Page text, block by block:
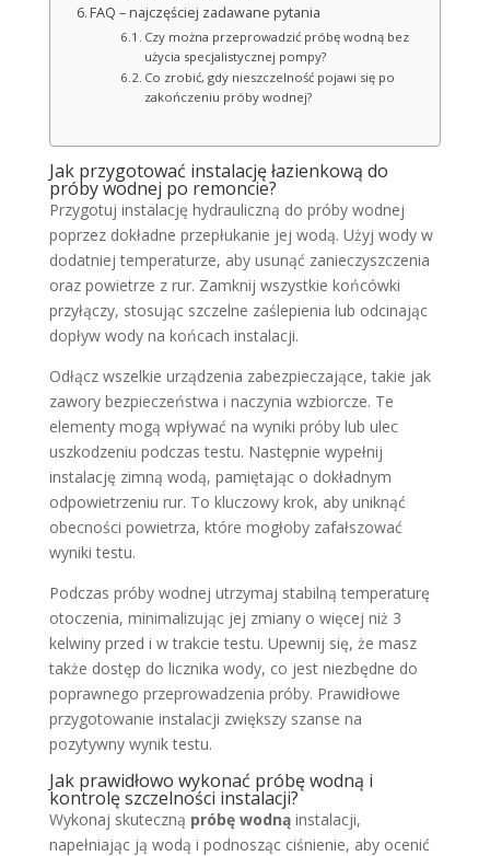
FAQ – najczęściej zadawane pytania
Czy można przeprowadzić próbę wodną bez
użycia specjalistycznej pompy?
Co zrobić, gdy nieszczelność pojawi się po
zakończeniu próby wodnej?
Jak przygotować instalację łazienkową do
próby wodnej po remoncie?
Przygotuj instalację hydrauliczną do próby wodnej
poprzez dokładne przepłukanie jej wodą. Użyj wody w
dodatniej temperaturze, aby usunąć zanieczyszczenia
oraz powietrze z rur. Zamknij wszystkie końcówki
przyłączy, stosując szczelne zaślepienia lub odcinając
dopływ wody na końcach instalacji.
Odłącz wszelkie urządzenia zabezpieczające, takie jak
zawory bezpieczeństwa i naczynia wzbiorcze. Te
elementy mogą wpływać na wyniki próby lub ulec
uszkodzeniu podczas testu. Następnie wypełnij
instalację zimną wodą, pamiętając o dokładnym
odpowietrzeniu rur. To kluczowy krok, aby uniknąć
obecności powietrza, które mogłoby zafałszować
wyniki testu.
Podczas próby wodnej utrzymaj stabilną temperaturę
otoczenia, minimalizując jej zmiany o więcej niż 3
kelwiny przed i w trakcie testu. Upewnij się, że masz
także dostęp do licznika wody, co jest niezbędne do
poprawnego przeprowadzenia próby. Prawidłowe
przygotowanie instalacji zwiększy szanse na
pozytywny wynik testu.
Jak prawidłowo wykonać próbę wodną i
kontrolę szczelności instalacji?
Wykonaj skuteczną próbę wodnąinstalacji,
napełniając ją wodą i podnosząc ciśnienie, aby ocenić